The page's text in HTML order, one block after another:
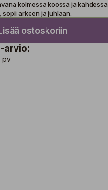
kolmessa koossa ja
arkeen ja juhlaan.
ostoskoriin
arvio:
pv